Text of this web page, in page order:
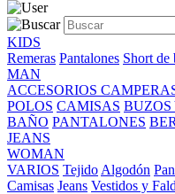
KIDS
Remeras Pantalones Short de
MAN
ACCESORIOS
POLOS CAMISAS BUZOS
BAÑO PANTALONES
JEANS
WOMAN
VARIOS Tejido Algodón
Camisas Jeans Vestidos y